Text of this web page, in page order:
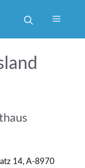
Menü
14, A-8970